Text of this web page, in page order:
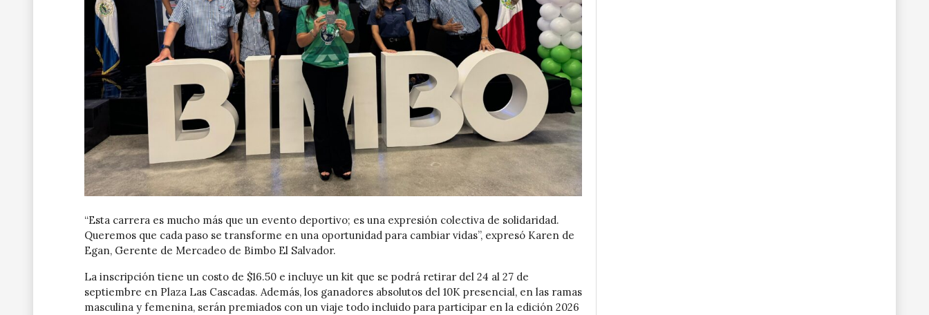
“Esta carrera es mucho más que un evento deportivo; es una expresión colectiva de solidaridad.
Queremos que cada paso se transforme en una oportunidad para cambiar vidas”, expresó Karen de
Egan, Gerente de Mercadeo de Bimbo El Salvador.
La inscripción tiene un costo de $16.50 e incluye un kit que se podrá retirar del 24 al 27 de
septiembre en Plaza Las Cascadas. Además, los ganadores absolutos del 10K presencial, en las ramas
masculina y femenina, serán premiados con un viaje todo incluido para participar en la edición 2026